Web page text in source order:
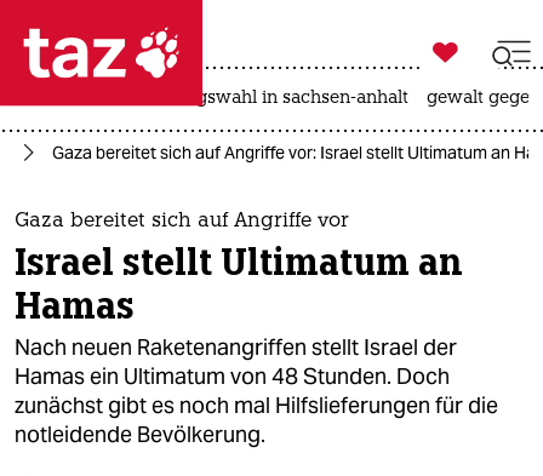
 taz zahl ich
taz zahl ich
themen
politik
öko
gesellschaft
kultur

taz zahl ich
landtagswahl in sachsen-anhalt gewalt
Gaza bereitet sich auf Angriffe vor: Israel stellt Ultimatum an
Gaza bereitet sich auf Angriffe vor
Israel stellt Ultimatum an
Hamas
Nach neuen Raketenangriffen stellt Israel der
Hamas ein Ultimatum von 48 Stunden. Doch
zunächst gibt es noch mal Hilfslieferungen für die
notleidende Bevölkerung.